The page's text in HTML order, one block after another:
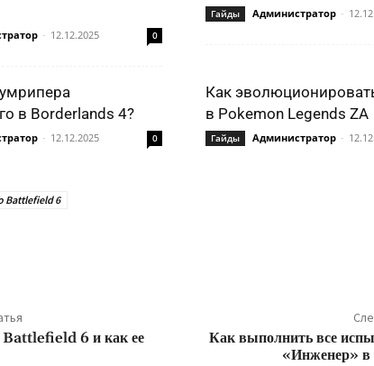
- 12.12.2025 0
Гайды Администратор -
в Borderlands 4?
- 12.12.2025 0
Как
в Pokemon Legends ZA
Гайды Администратор -
Battlefield 6
Battlefield 6 и как ее
Как выполнить все
«Инженер»